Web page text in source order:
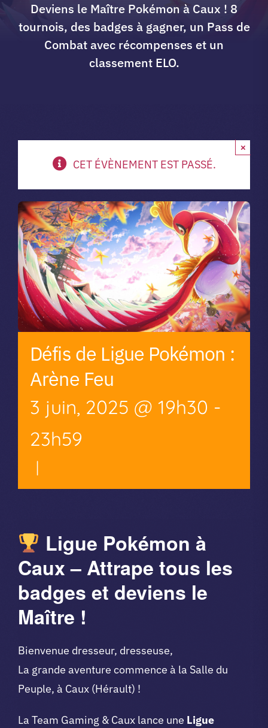
A propos du club
Contact
Vibe Game
Deviens le Maître Pokémon à Caux ! 8
tournois, des badges à gagner, un Pass de
Combat avec récompenses et un
classement ELO.
CET ÉVÈNEMENT EST PASSÉ.
×
Défis de Ligue Pokémon :
Arène Feu
3 juin, 2025 @ 19h30 -
23h59
|
Ligue Pokémon à
Caux – Attrape tous les
badges et deviens le
Maître !
Bienvenue dresseur, dresseuse,
La grande aventure commence à la Salle du
Peuple, à Caux (Hérault) !
La Team Gaming & Caux lance une Ligue